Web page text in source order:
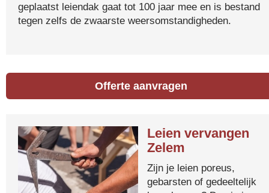
geplaatst leiendak gaat tot 100 jaar mee en is bestand
tegen zelfs de zwaarste weersomstandigheden.
Offerte aanvragen
Leien vervangen
Zelem
Zijn je leien poreus,
gebarsten of gedeeltelijk